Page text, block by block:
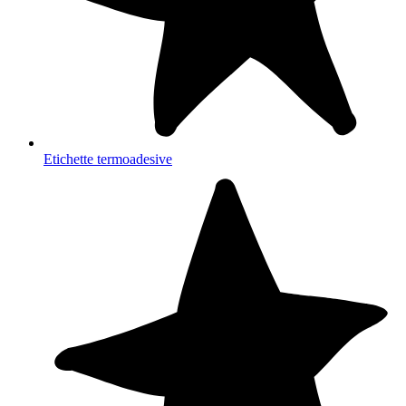
Etichette termoadesive